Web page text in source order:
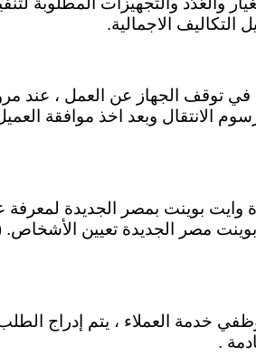
الاجمالية.
في توقف الجهاز عن العمل ، عند
وبعد اخذ موافقة
بوينت بمصر الجديدة لمعرفة
التواصل علي الخط الساخن 15472 وإبلاغ البيانات لموظفي
.